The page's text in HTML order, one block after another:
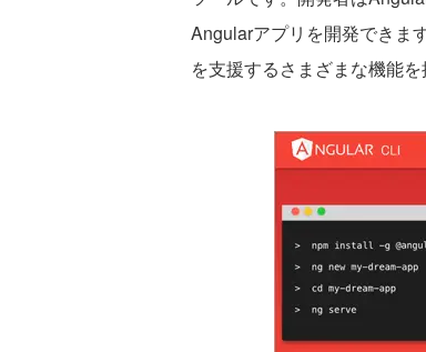
Angularアプリを開発できま
を支援するさまざまな機能を